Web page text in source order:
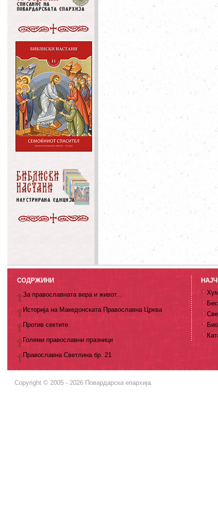
СОДРЖИНИ
За православната вера и живот...
Историја на Македонската Православна Црква
Против сектите
Големи православни празници
Православна Светлина бр. 21
Copyright © 2005 - 2026 Повардарска епархија.